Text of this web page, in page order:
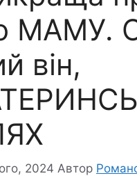
МАМУ.
він,
2024 Автор